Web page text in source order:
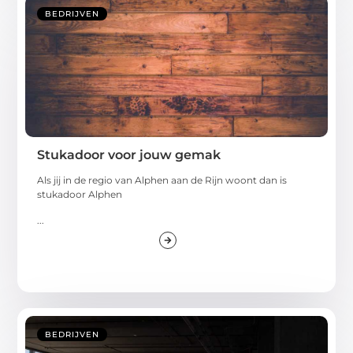
BEDRIJVEN
Stukadoor voor jouw gemak
Als jij in de regio van Alphen aan de Rijn woont dan is
stukadoor Alphen
BEDRIJVEN